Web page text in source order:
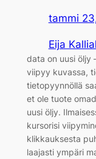
tammi
Eija
data on uusi öljy
viipyy kuvassa,
tietopyynnöllä
et ole tuote
uusi öljy.
kursorisi
klikkauksesta
laajasti ympäri